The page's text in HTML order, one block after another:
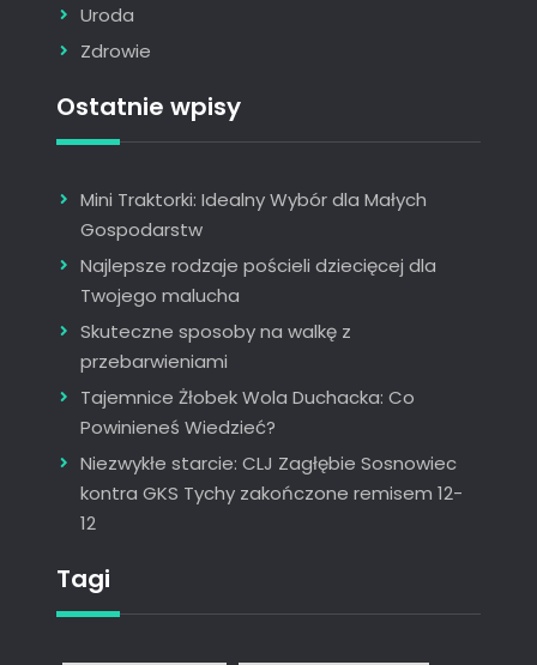
Uroda
Zdrowie
Ostatnie wpisy
Mini Traktorki: Idealny Wybór dla Małych
Gospodarstw
Najlepsze rodzaje pościeli dziecięcej dla
Twojego malucha
Skuteczne sposoby na walkę z
przebarwieniami
Tajemnice Żłobek Wola Duchacka: Co
Powinieneś Wiedzieć?
Niezwykłe starcie: CLJ Zagłębie Sosnowiec
kontra GKS Tychy zakończone remisem 12-
12
Tagi